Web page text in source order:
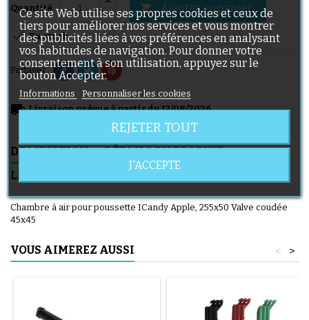
Quantité  Ajouter au panier
En stock
Partager
local_shippingLivraison prévue à partir du 12/08/2026
DESCRIPTION
DÉTAILS DU PRODUIT
LIVRAISON
Chambre à air pour poussette ICandy Apple, 255x50 Valve coudée
45x45
VOUS AIMEREZ AUSSI >
<
Ce site Web utilise ses propres cookies et ceux de
tiers pour améliorer nos services et vous montrer
des publicités liées à vos préférences en analysant
vos habitudes de navigation. Pour donner votre
consentement à son utilisation, appuyez sur le
bouton Accepter.
Informations Personnaliser les cookies
REJETER TOUT
J'ACCEPTE